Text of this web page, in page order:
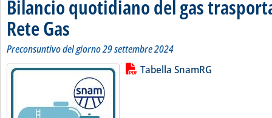
Bilancio quotidiano del gas
Rete Gas . Sottotitolo: Preconsuntivo del giorno 29 settembre 2024
. Pubblicata lunedì 30 settembre 2024 alle 11.47.
Preconsuntivo del giorno 29 settembre 2024
Leggi tutta la notizia: 'Bilancio
Lista allegati PDF alla notiziaTabella SnamRG